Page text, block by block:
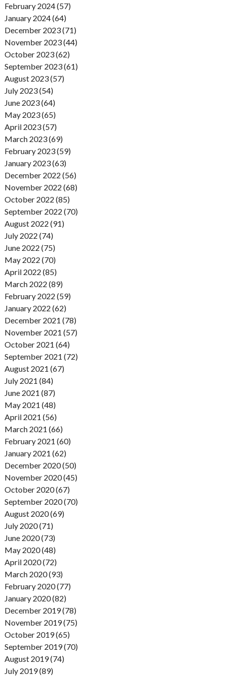
February 2024 (57)
January 2024 (64)
December 2023 (71)
November 2023 (44)
October 2023 (62)
September 2023 (61)
August 2023 (57)
July 2023 (54)
June 2023 (64)
May 2023 (65)
April 2023 (57)
March 2023 (69)
February 2023 (59)
January 2023 (63)
December 2022 (56)
November 2022 (68)
October 2022 (85)
September 2022 (70)
August 2022 (91)
July 2022 (74)
June 2022 (75)
May 2022 (70)
April 2022 (85)
March 2022 (89)
February 2022 (59)
January 2022 (62)
December 2021 (78)
November 2021 (57)
October 2021 (64)
September 2021 (72)
August 2021 (67)
July 2021 (84)
June 2021 (87)
May 2021 (48)
April 2021 (56)
March 2021 (66)
February 2021 (60)
January 2021 (62)
December 2020 (50)
November 2020 (45)
October 2020 (67)
September 2020 (70)
August 2020 (69)
July 2020 (71)
June 2020 (73)
May 2020 (48)
April 2020 (72)
March 2020 (93)
February 2020 (77)
January 2020 (82)
December 2019 (78)
November 2019 (75)
October 2019 (65)
September 2019 (70)
August 2019 (74)
July 2019 (89)